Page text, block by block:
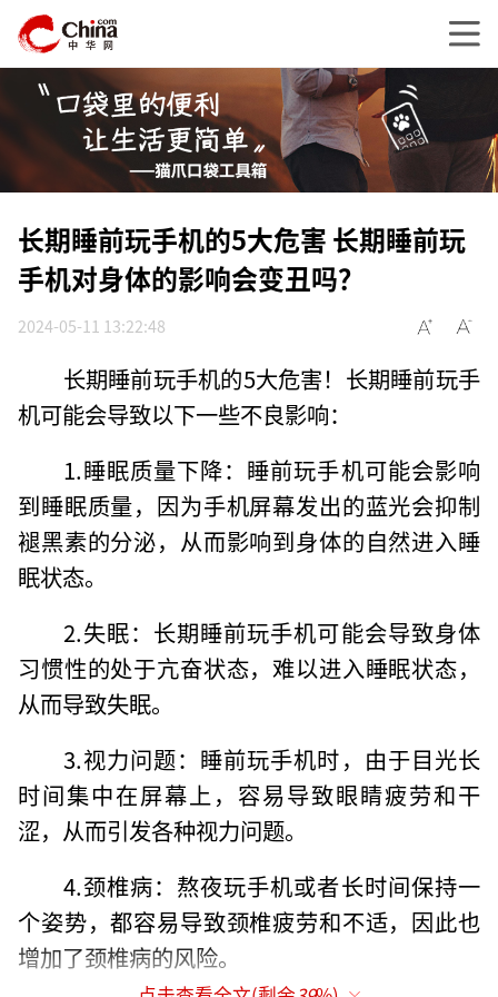
长期睡前玩手机的5大危害 长期睡前玩
手机对身体的影响会变丑吗？
2024-05-11 13:22:48
长期睡前玩手机的5大危害！长期睡前玩手
机可能会导致以下一些不良影响：
1.睡眠质量下降：睡前玩手机可能会影响
到睡眠质量，因为手机屏幕发出的蓝光会抑制
褪黑素的分泌，从而影响到身体的自然进入睡
眠状态。
2.失眠：长期睡前玩手机可能会导致身体
习惯性的处于亢奋状态，难以进入睡眠状态，
从而导致失眠。
3.视力问题：睡前玩手机时，由于目光长
时间集中在屏幕上，容易导致眼睛疲劳和干
涩，从而引发各种视力问题。
4.颈椎病：熬夜玩手机或者长时间保持一
个姿势，都容易导致颈椎疲劳和不适，因此也
增加了颈椎病的风险。